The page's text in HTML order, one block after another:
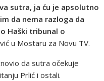
sutra, ja ću je apsolutno
da nema razloga da
Haški tribunal o
u Mostaru za Novu TV.
da sutra očekuje
Prlić i ostali.